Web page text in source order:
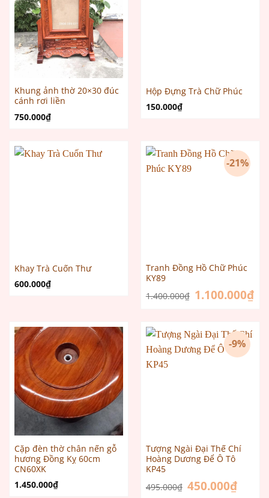
Khung ảnh thờ 20×30 đúc
cánh rơi liền
750.000₫
Hộp Đựng Trà Chữ Phúc
150.000₫
Khay Trà Cuốn Thư
600.000₫
-21%
Tranh Đồng Hồ Chữ Phúc
KY89
1.400.000₫ Giá
gốc
1.100.000₫Giá
Cặp đèn thờ chân nến gỗ
hương Đồng Kỵ 60cm
CN60XK
1.450.000₫
-9%
Tượng Ngài Đại Thế Chí
Hoàng Dương Để Ô Tô
KP45
495.000₫ Giá
gốc
450.000₫Giá
hiện